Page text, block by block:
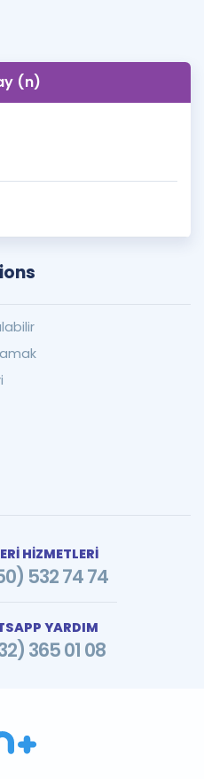
(n)
HİZMETLERİ
532 74 74
YARDIM
365 01 08